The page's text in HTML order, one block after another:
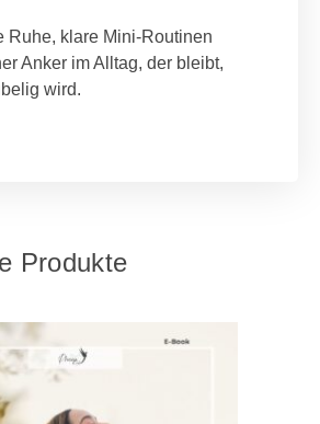
Ruhe, klare Mini-Routinen
Anker im Alltag, der bleibt,
wird.
Produkte